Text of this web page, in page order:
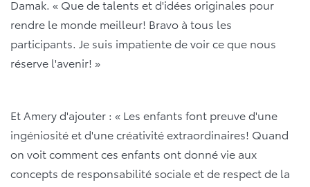
Damak. « Que de talents et d'idées originales pour
rendre le monde meilleur! Bravo à tous les
participants. Je suis impatiente de voir ce que nous
réserve l'avenir! »
Et Amery d'ajouter : « Les enfants font preuve d'une
ingéniosité et d'une créativité extraordinaires! Quand
on voit comment ces enfants ont donné vie aux
concepts de responsabilité sociale et de respect de la